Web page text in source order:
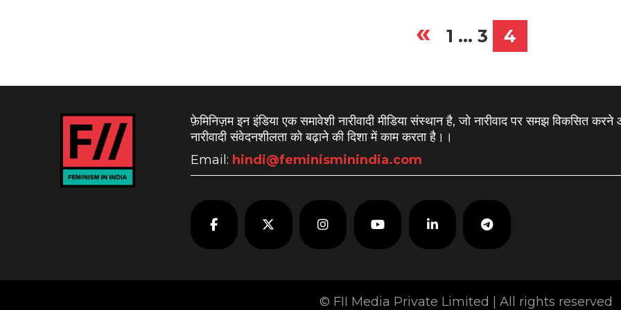
« 1 … 3 4
फ़ेमिनिज़म इन इंडिया एक समावेशी नारीवादी मीडिया संस्थान है, जो नारीवाद पर समझ विकसित
नारीवादी संवेदनशीलता को बढ़ाने की दिशा में काम करता है। ।
Email: hindi@feminisminindia.com
© FII Media Private Limited | All rights reserved